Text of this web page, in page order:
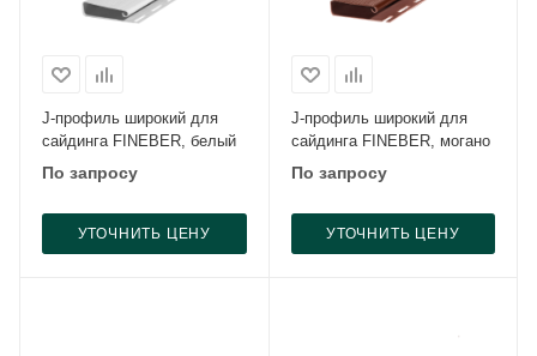
J-профиль широкий для
сайдинга FINEBER, белый
По запросу
УТОЧНИТЬ ЦЕНУ
J-профиль широкий для
сайдинга FINEBER, могано
По запросу
УТОЧНИТЬ ЦЕНУ